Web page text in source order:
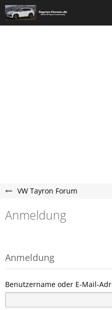
VW Tayron Forum
Anmeldung
Anmeldung
Benutzername oder E-Mail-